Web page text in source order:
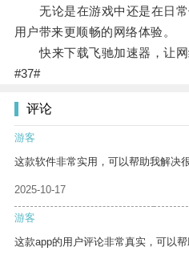
无论是在游戏中还是在日常
用户带来更顺畅的网络体验。
快来下载飞驰加速器，让网
#37#
评论
游客
这款软件非常实用，可以帮助我解决
2025-10-17
游客
这款app的用户评论非常真实，可以帮